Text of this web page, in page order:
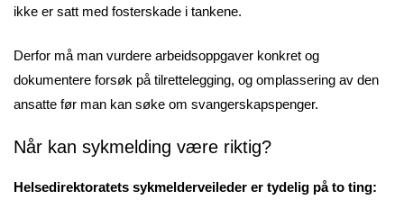
ikke er satt med fosterskade i tankene.
Derfor må man vurdere arbeidsoppgaver konkret og
dokumentere forsøk på tilrettelegging, og omplassering av den
ansatte før man kan søke om svangerskapspenger.
Når kan sykmelding være riktig?
Helsedirektoratets sykmelderveileder er tydelig på to ting: